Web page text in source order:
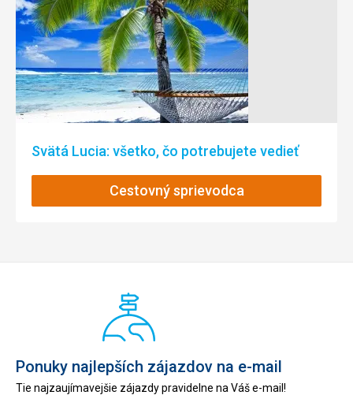
Svätá Lucia: všetko, čo potrebujete vedieť
Cestovný sprievodca
Ponuky najlepších zájazdov na e-mail
Tie najzaujímavejšie zájazdy pravidelne na Váš e-mail!